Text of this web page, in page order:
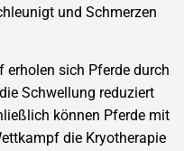
und Schmerzen
erholen sich Pferde durch
Schwellung reduziert
können Pferde mit
die Kryotherapie